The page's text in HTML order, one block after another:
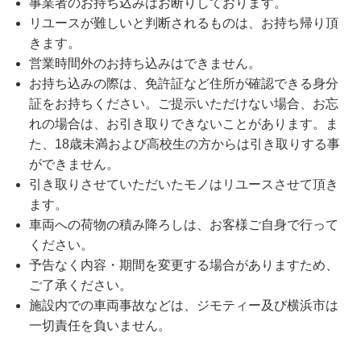
事業者のお持ち込みはお断りしております。
リユースが難しいと判断されるものは、お持ち帰り頂
きます。
営業時間外のお持ち込みはできません。
お持ち込みの際は、免許証など住所が確認できる身分
証をお持ちください。ご提示いただけない場合、お忘
れの場合は、お引き取りできないことがあります。ま
た、18歳未満および高校生の方からは引き取りする事
ができません。
引き取りさせていただいたモノはリユースさせて頂き
ます。
車両への荷物の積み降ろしは、お客様ご自身で行って
ください。
予告なく内容・期間を変更する場合がありますため、
ご了承ください。
施設内での車両事故などは、ジモティー及び横浜市は
一切責任を負いません。